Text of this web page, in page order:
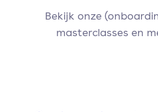
Resources
Bekijk onze
masterclasses en